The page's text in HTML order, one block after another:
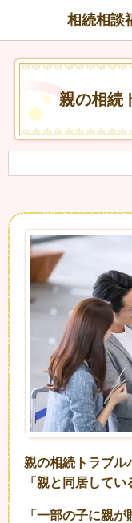
相続相談
親の相続
親の相続トラブル
「親と同居してい
「一部の子に親が